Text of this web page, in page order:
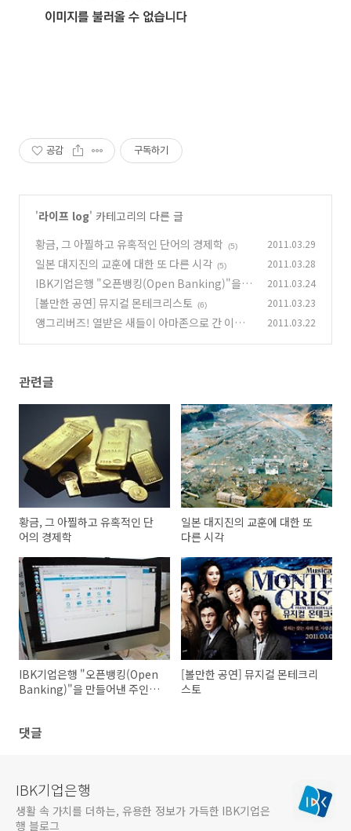
공감 구독하기
'라이프 log' 카테고리의 다른 글
황금, 그 아찔하고 유혹적인 단어의 경제학
(5) 2011.03.29
일본 대지진의 교훈에 대한 또 다른 시각 (5) 2011.03.28
IBK기업은행 "오픈뱅킹(Open Banking)"을
만들어낸 주인공들을 OPEN!!
(20)
2011.03.24
[볼만한 공연] 뮤지컬 몬테크리스토 (6) 2011.03.23
앵그리버즈! 열받은 새들이 아마존으로 간 이유
2011.03.22
관련글
황금, 그 아찔하고 유혹적인 단
어의 경제학
일본 대지진의 교훈에 대한 또
다른 시각
IBK기업은행 "오픈뱅킹(Open
Banking)"을 만들어낸 주인공
[볼만한 공연] 뮤지컬 몬테크리
스토
댓글
IBK기업은행
생활 속 가치를 더하는, 유용한 정보가 가득한 IBK기업은
행 블로그